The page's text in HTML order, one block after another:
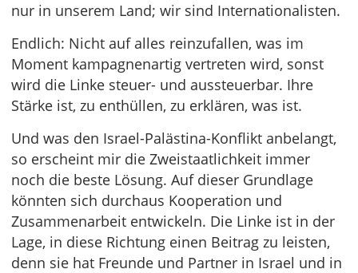
nur in unserem Land; wir sind Internationalisten.
Endlich: Nicht auf alles reinzufallen, was im
Moment kampagnenartig vertreten wird, sonst
wird die Linke steuer- und aussteuerbar. Ihre
Stärke ist, zu enthüllen, zu erklären, was ist.
Und was den Israel-Palästina-Konflikt anbelangt,
so erscheint mir die Zweistaatlichkeit immer
noch die beste Lösung. Auf dieser Grundlage
könnten sich durchaus Kooperation und
Zusammenarbeit entwickeln. Die Linke ist in der
Lage, in diese Richtung einen Beitrag zu leisten,
denn sie hat Freunde und Partner in Israel und in